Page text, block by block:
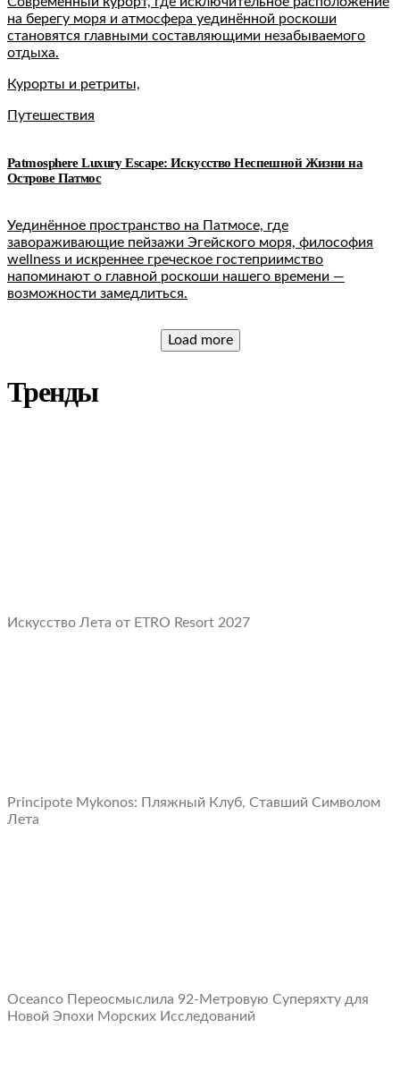
на берегу моря и атмосфера уединённой роскоши
становятся главными составляющими незабываемого
отдыха.
Курорты и ретриты,
Путешествия
Patmosphere Luxury Escape: Искусство Неспешной Жизни на
Острове Патмос
Уединённое пространство на Патмосе, где
завораживающие пейзажи Эгейского моря, философия
wellness и искреннее греческое гостеприимство
напоминают о главной роскоши нашего времени —
возможности замедлиться.
Load more
Тренды
Искусство Лета от ETRO Resort 2027
Principote Mykonos: Пляжный Клуб, Ставший Символом
Лета
Oceanco Переосмыслила 92-Метровую Суперяхту для
Новой Эпохи Морских Исследований